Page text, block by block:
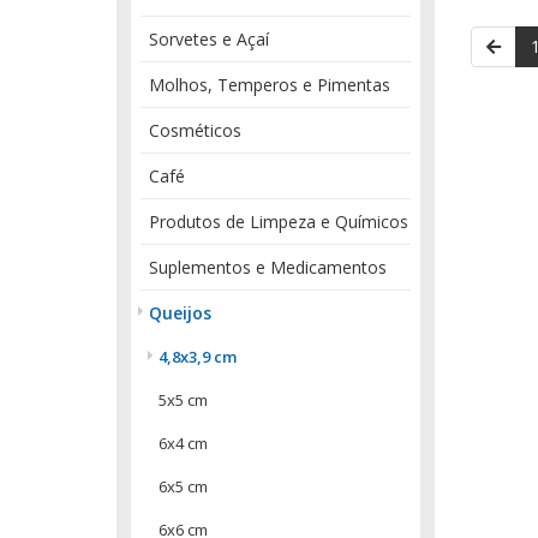
Sorvetes e Açaí
Molhos, Temperos e Pimentas
Cosméticos
Café
Produtos de Limpeza e Químicos
Suplementos e Medicamentos
Queijos
4,8x3,9 cm
5x5 cm
6x4 cm
6x5 cm
6x6 cm